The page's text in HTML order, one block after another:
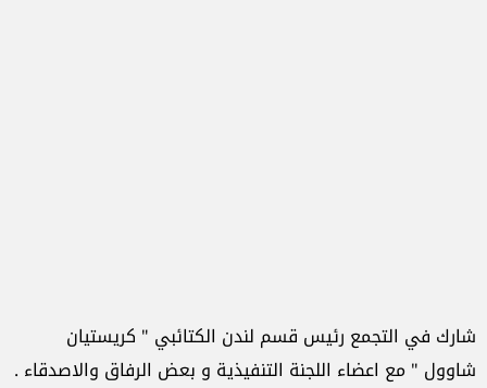
شارك في التجمع رئيس قسم لندن الكتائبي " كريستيان
شاوول " مع اعضاء اللجنة التنفيذية و بعض الرفاق والاصدقاء .